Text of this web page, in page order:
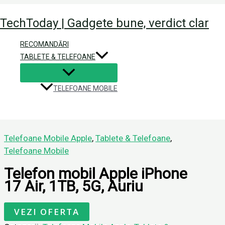
to
TechToday | Gadgete bune, verdict clar
RECOMANDĂRI
TABLETE & TELEFOANE
TELEFOANE MOBILE
Telefon mobil Apple iPhone 17
Leave a Comment / ByConstantin
Produse
Telefoane Mobile Apple, Tablete & Telefoane,
Telefoane Mobile
Telefon mobil Apple iPhone
17 Air, 1TB, 5G, Auriu
VEZI OFERTA